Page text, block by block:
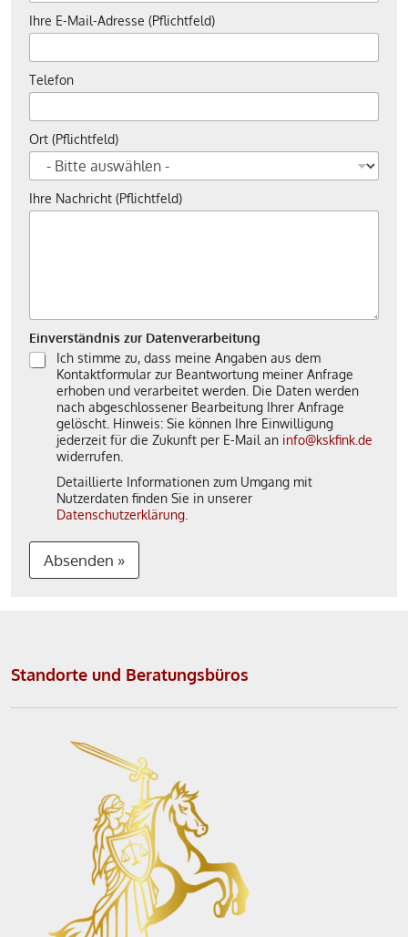
Ihre E-Mail-Adresse (Pflichtfeld)
Telefon
Ort (Pflichtfeld)
Ihre Nachricht (Pflichtfeld)
Einverständnis zur Datenverarbeitung
Ich stimme zu, dass meine Angaben aus dem
Kontaktformular zur Beantwortung meiner Anfrage
erhoben und verarbeitet werden. Die Daten werden
nach abgeschlossener Bearbeitung Ihrer Anfrage
gelöscht. Hinweis: Sie können Ihre Einwilligung
jederzeit für die Zukunft per E-Mail an info@kskfink.de
widerrufen.
Detaillierte Informationen zum Umgang mit
Nutzerdaten finden Sie in unserer
Datenschutzerklärung
Absenden »
e
Standorte und Beratungsbüros